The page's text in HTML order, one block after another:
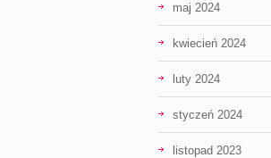
maj 2024
kwiecień 2024
luty 2024
styczeń 2024
listopad 2023